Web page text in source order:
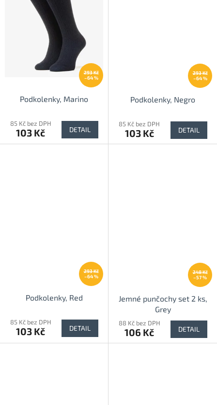
293 Kč
–64 %
Podkolenky, Marino
85 Kč bez DPH
103 Kč DETAIL
293 Kč
–64 %
Podkolenky, Negro
85 Kč bez DPH
103 Kč DETAIL
293 Kč
–64 %
Podkolenky, Red
85 Kč bez DPH
103 Kč DETAIL
248 Kč
–57 %
Jemné punčochy set 2 ks,
Grey
88 Kč bez DPH
106 Kč DETAIL